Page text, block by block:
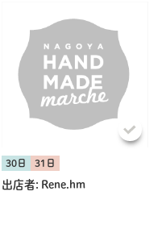
30日 31日
出店者: Rene.hm